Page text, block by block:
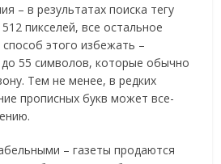
– в результатах поиска тегу
пикселей, все остальное
этого избежать –
до 55 символов, которые обычно
Тем не менее, в редких
прописных букв может все-
– газеты продаются